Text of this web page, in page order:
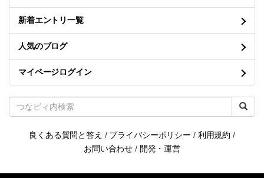
新着エントリ一覧
人気のブログ
マイページログイン
良くある質問と答え / プライバシーポリシー / 利用規約 /
お問い合わせ / 開発・運営